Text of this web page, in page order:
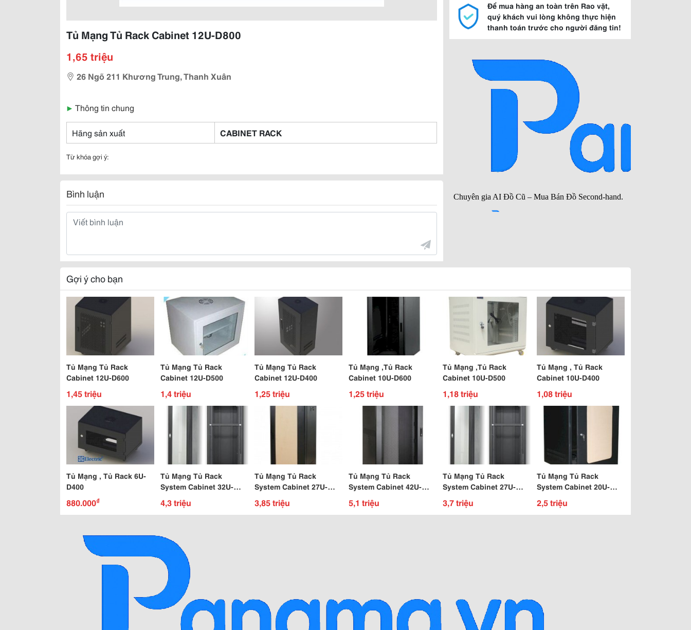
Tủ Mạng Tủ Rack Cabinet 12U-D800
1,65 triệu
26 Ngõ 211 Khương Trung, Thanh Xuân
▶ Thông tin chung
Hãng sản xuất CABINET RACK
Từ khóa gợi ý:
Bình luận
Để mua hàng an toàn trên Rao vặt,
quý khách vui lòng không thực hiện
thanh toán trước cho người đăng tin!
Gợi ý cho bạn
Tủ Mạng Tủ Rack
Cabinet 12U-D600
1,45 triệu
Tủ Mạng Tủ Rack
Cabinet 12U-D500
1,4 triệu
Tủ Mạng Tủ Rack
Cabinet 12U-D400
1,25 triệu
Tủ Mạng ,Tủ Rack
Cabinet 10U-D600
1,25 triệu
Tủ Mạng ,Tủ Rack
Cabinet 10U-D500
1,18 triệu
Tủ Mạng , Tủ Rack
Cabinet 10U-D400
1,08 triệu
Tủ Mạng , Tủ Rack 6U-
D400
880.000₫
Tủ Mạng Tủ Rack
System Cabinet 32U-
D1000
4,3 triệu
Tủ Mạng Tủ Rack
System Cabinet 27U-
D1000
3,85 triệu
Tủ Mạng Tủ Rack
System Cabinet 42U-
D1000
5,1 triệu
Tủ Mạng Tủ Rack
System Cabinet 27U-
D800
3,7 triệu
Tủ Mạng Tủ Rack
System Cabinet 20U-
D600
2,5 triệu